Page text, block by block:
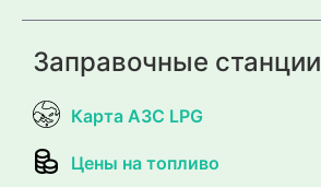
Заправочные станции
Карта АЗС LPG
Цены на топливо